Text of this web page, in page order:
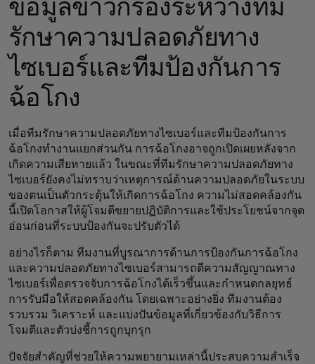
ข้อมูลข่าวกรองระหว่างทีม
รักษาความปลอดภัยทาง
ไซเบอร์และทีมป้องกันการ
ฉ้อโกง
เมื่อทีมรักษาความปลอดภัยทางไซเบอร์และทีมป้องกันการ
ฉ้อโกงทำงานแยกส่วนกัน การฉ้อโกงอาจถูกเปิดเผยหลังจาก
เกิดความเสียหายแล้ว ในขณะที่ทีมรักษาความปลอดภัยทาง
ไซเบอร์ยังคงไม่ทราบว่าเหตุการณ์ด้านความปลอดภัยในระบบ
ของตนเป็นตัวกระตุ้นให้เกิดการฉ้อโกง ความไม่สอดคล้องกัน
นี้เปิดโอกาสให้ผู้โจมตีขยายปฏิบัติการและใช้ประโยชน์จากจุด
อ่อนก่อนที่ระบบป้องกันจะปรับตัวได้
อย่างไรก็ตาม ทีมงานที่บูรณาการด้านการป้องกันการฉ้อโกง
และความปลอดภัยทางไซเบอร์สามารถตีความสัญญาณทาง
ไซเบอร์เพื่อตรวจจับการฉ้อโกงได้เร็วขึ้นและกำหนดกลยุทธ์
การรับมือให้สอดคล้องกัน โดยเฉพาะอย่างยิ่ง ทีมงานต้อง
รวบรวม วิเคราะห์ และแบ่งปันข้อมูลที่เกี่ยวข้องกับวิธีการ
โจมตีและตัวบ่งชี้การถูกบุกรุก
ปัจจัยสำคัญที่ช่วยให้ความพยายามเหล่านี้ประสบความสำเร็จ